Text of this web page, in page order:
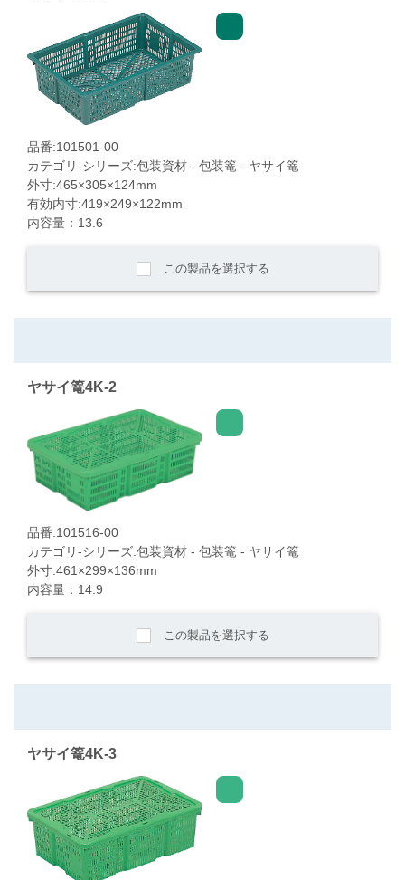
品番:101501-00
カテゴリ-シリーズ:包装資材 - 包装篭 - ヤサイ篭
外寸:465×305×124mm
有効内寸:419×249×122mm
内容量：13.6
この製品を選択する
ヤサイ篭4K-2
品番:101516-00
カテゴリ-シリーズ:包装資材 - 包装篭 - ヤサイ篭
外寸:461×299×136mm
内容量：14.9
この製品を選択する
ヤサイ篭4K-3